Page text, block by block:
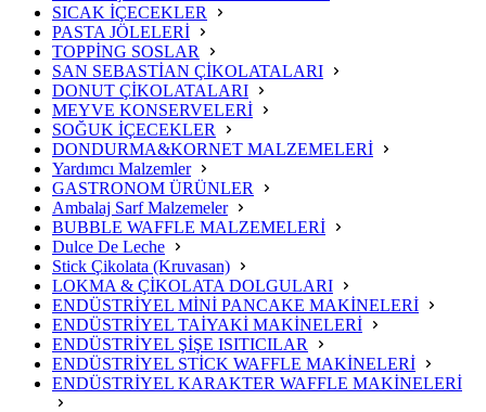
SICAK İÇECEKLER
PASTA JÖLELERİ
TOPPİNG SOSLAR
SAN SEBASTİAN ÇİKOLATALARI
DONUT ÇİKOLATALARI
MEYVE KONSERVELERİ
SOĞUK İÇECEKLER
DONDURMA&KORNET MALZEMELERİ
Yardımcı Malzemler
GASTRONOM ÜRÜNLER
Ambalaj Sarf Malzemeler
BUBBLE WAFFLE MALZEMELERİ
Dulce De Leche
Stick Çikolata (Kruvasan)
LOKMA & ÇİKOLATA DOLGULARI
ENDÜSTRİYEL MİNİ PANCAKE MAKİNELERİ
ENDÜSTRİYEL TAİYAKİ MAKİNELERİ
ENDÜSTRİYEL ŞİŞE ISITICILAR
ENDÜSTRİYEL STİCK WAFFLE MAKİNELERİ
ENDÜSTRİYEL KARAKTER WAFFLE MAKİNELERİ